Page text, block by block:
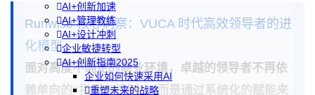
AI+创新加速
AI+管理教练
AI+设计冲刺
企业敏捷转型
AI+创新指南2025
企业如何快速采用AI
重塑未来的战略
Runwise 核心洞察：VUCA 时代高效领导者的进
化模型
面对高度不确定的商业环境，卓越的领导者不再依
赖单向的“指挥与控制”，而是通过系统化的赋能来